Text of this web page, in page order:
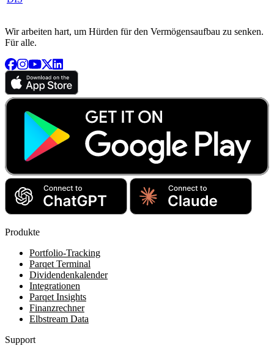
Wir arbeiten hart, um Hürden für den Vermögensaufbau zu senken.
Für alle.
Produkte
Portfolio-Tracking
Parqet Terminal
Dividendenkalender
Integrationen
Parqet Insights
Finanzrechner
Elbstream Data
Support